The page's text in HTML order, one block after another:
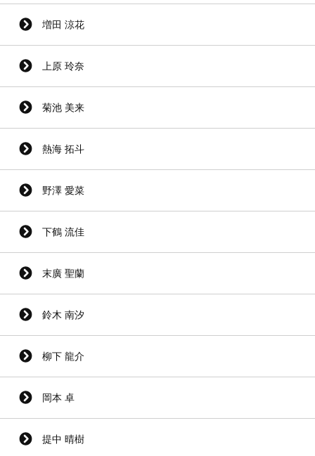
増田 涼花
上原 玲奈
菊池 美来
熱海 拓斗
野澤 愛菜
下鶴 流佳
末廣 聖蘭
鈴木 南汐
柳下 龍介
岡本 卓
提中 晴樹